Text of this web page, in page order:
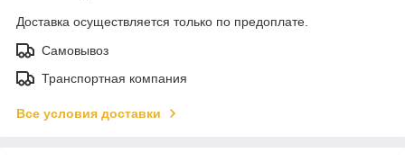
Доставка осуществляется только по предоплате.
Самовывоз
Транспортная компания
Все условия доставки